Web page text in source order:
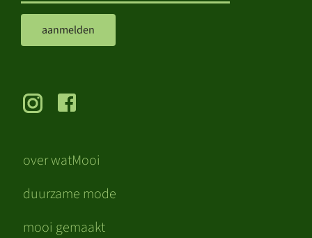
over watMooi
duurzame mode
mooi gemaakt
aanmelden